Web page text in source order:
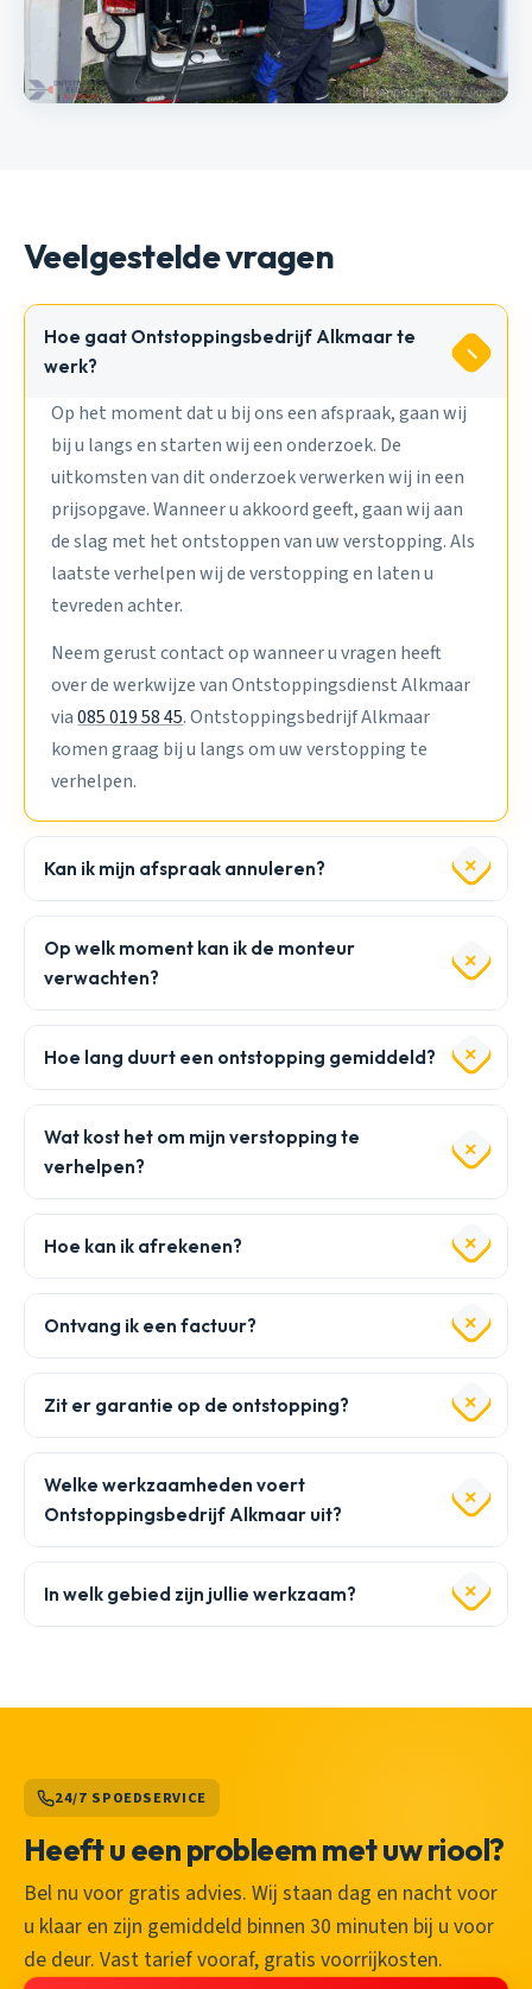
Veelgestelde vragen
Hoe gaat Ontstoppingsbedrijf Alkmaar te
werk?
Op het moment dat u bij ons een afspraak, gaan wij
bij u langs en starten wij een onderzoek. De
uitkomsten van dit onderzoek verwerken wij in een
prijsopgave. Wanneer u akkoord geeft, gaan wij aan
de slag met het ontstoppen van uw verstopping. Als
laatste verhelpen wij de verstopping en laten u
tevreden achter.
Neem gerust contact op wanneer u vragen heeft
over de werkwijze van Ontstoppingsdienst Alkmaar
via085 019 58 45. Ontstoppingsbedrijf Alkmaar
komen graag bij u langs om uw verstopping te
verhelpen.
Kan ik mijn afspraak annuleren?
Op welk moment kan ik de monteur
verwachten?
Hoe lang duurt een ontstopping gemiddeld?
Wat kost het om mijn verstopping te
verhelpen?
Hoe kan ik afrekenen?
Ontvang ik een factuur?
Zit er garantie op de ontstopping?
Welke werkzaamheden voert
Ontstoppingsbedrijf Alkmaar uit?
In welk gebied zijn jullie werkzaam?
24/7 SPOEDSERVICE
Heeft u een probleem met uw riool?
Bel nu voor gratis advies. Wij staan dag en nacht voor
u klaar en zijn gemiddeld binnen 30 minuten bij u voor
de deur. Vast tarief vooraf, gratis voorrijkosten.